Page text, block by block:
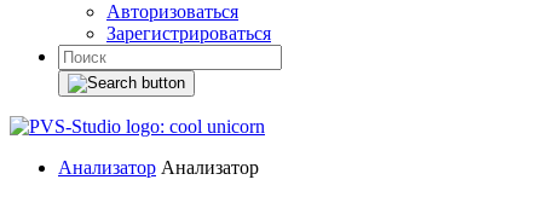
Авторизоваться
Зарегистрироваться
Анализатор Анализатор